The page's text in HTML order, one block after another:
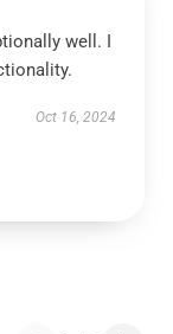
well. I
Oct 16, 2024